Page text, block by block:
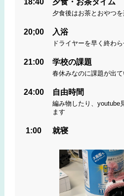
夕食後はお茶とおやつ
20;00 入浴
ドライヤーを早く終わ
21:00 学校の課題
春休みなのに課題が出
24:00 自由時間
編み物したり、youtube
ます
1:00 就寝